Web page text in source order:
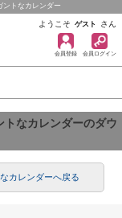
ントなカレンダー
ようこそ ゲスト さん
会員登録 会員ログイン
トなカレンダーのダウ
カレンダーへ戻る